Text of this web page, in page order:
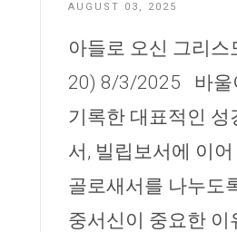
AUGUST 03, 2025
아들로 오신 그리스
20) 8/3/2025 바울
기록한 대표적인 성
서, 빌립보서에 이
골로새서를 나누도
중서신이 중요한 이